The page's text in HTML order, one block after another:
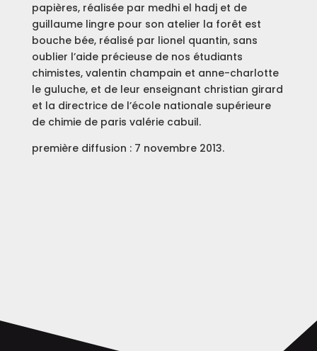
papières, réalisée par medhi el hadj et de
guillaume lingre pour son atelier la forêt est
bouche bée, réalisé par lionel quantin, sans
oublier l’aide précieuse de nos étudiants
chimistes, valentin champain et anne-charlotte
le guluche, et de leur enseignant christian girard
et la directrice de l’école nationale supérieure
de chimie de paris valérie cabuil.
première diffusion : 7 novembre 2013.